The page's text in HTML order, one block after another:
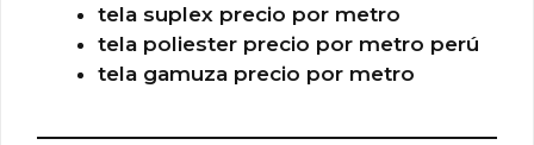
tela suplex precio por metro
tela poliester precio por metro perú
tela gamuza precio por metro